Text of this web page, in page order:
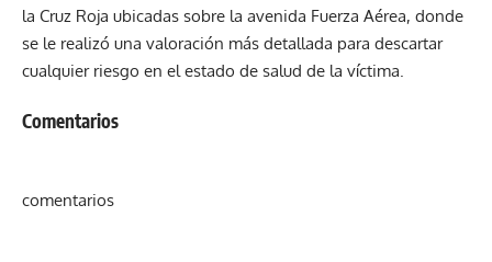
la Cruz Roja ubicadas sobre la avenida Fuerza Aérea, donde
se le realizó una valoración más detallada para descartar
cualquier riesgo en el estado de salud de la víctima.
Comentarios
comentarios